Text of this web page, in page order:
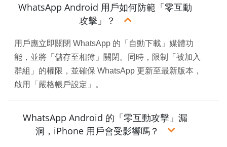
WhatsApp Android 用戶如何防範「零互動
攻擊」？
用戶應立即關閉 WhatsApp 的「自動下載」媒體功
能，並將「儲存至相簿」關閉。同時，限制「被加入
群組」的權限，並確保 WhatsApp 更新至最新版本，
啟用「嚴格帳戶設定」。
WhatsApp Android 的「零互動攻擊」漏
洞，iPhone 用戶會受影響嗎？